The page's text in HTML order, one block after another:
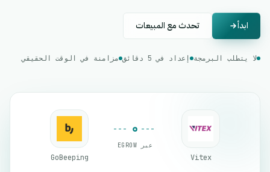
ابدأ تحدث مع المبيعات
لا يتطلب البرمجة إعداد في 5 دقائق مزامنة في الوقت الحقيقي
Vitex
عبر EGROW
GoBeeping